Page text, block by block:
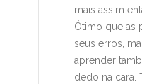
mais assim
Ótimo que as
seus erros,
aprender
dedo na cara.